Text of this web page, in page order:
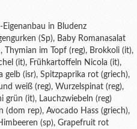
in Bludenz
(Sp), Baby Romanasalat
Thymian im Topf (reg), Brokkoli (it),
(it), Frühkartoffeln Nicola (it),
gelb (isr), Spitzpaprika rot (griech),
weiß (reg), Wurzelspinat (reg),
grün (it), Lauchzwiebeln (reg)
(dom rep), Avocado Hass (griech),
(sp), Grapefruit rot